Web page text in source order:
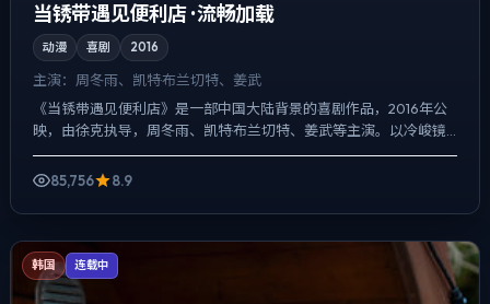
当锈带遇见便利店 · 流畅加载
动漫 喜剧 2016
主演： 周冬雨、凯特·布兰切特、姜武
《当锈带遇见便利店》是一部中国大陆背景的喜剧作品，2016年公
映，由徐克执导，周冬雨、凯特·布兰切特、姜武等主演。以冷峻镜
头对准普通人的抉择瞬间，冲突并非来自夸张奇观，而来自信...
85,756
8.9
韩国 连载中